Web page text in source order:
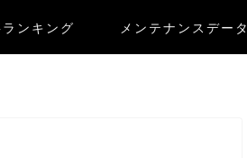
ンキング メンテナンスデータ